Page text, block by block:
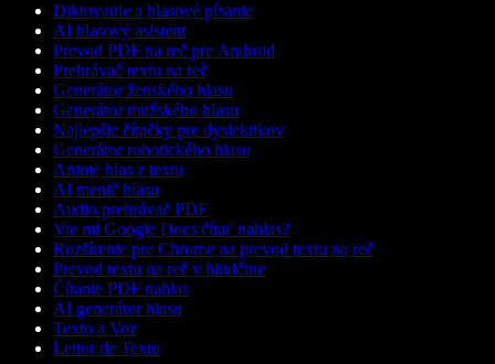
Diktovanie a hlasové písanie
AI hlasový asistent
Prevod PDF na reč pre Android
Prehrávač textu na reč
Generátor ženského hlasu
Generátor mužského hlasu
Najlepšie čítačky pre dyslektikov
Generátor robotického hlasu
Anime hlas z textu
AI menič hlasu
Audio prehrávač PDF
Vie mi Google Docs čítať nahlas?
Rozšírenie pre Chrome na prevod textu na reč
Prevod textu na reč v hindčine
Čítanie PDF nahlas
AI generátor hlasu
Texto a Voz
Leitor de Texto